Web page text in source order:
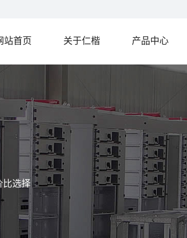
站首页 关于仁楷 产品中心
比选择